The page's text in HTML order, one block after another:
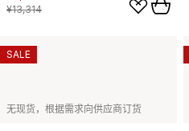
¥13,314
无现货，根据需求向供应商订货
SALE